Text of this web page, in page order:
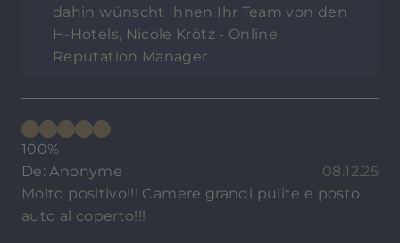
dahin wünscht Ihnen Ihr Team von den
H-Hotels, Nicole Krötz - Online
Reputation Manager
100%
De: Anonyme
08.12.25
Molto positivo!!! Camere grandi pulite e posto
auto al coperto!!!